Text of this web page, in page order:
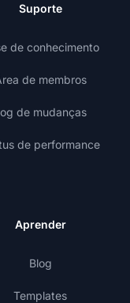
Suporte
de conhecimento
de membros
de mudanças
de performance
Aprender
Blog
Templates